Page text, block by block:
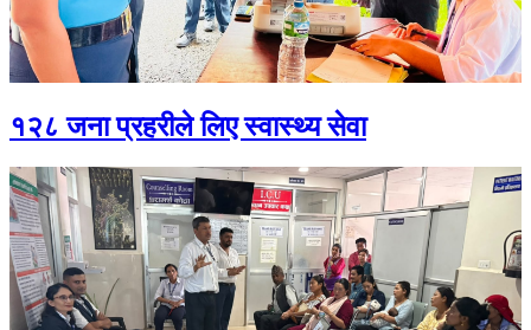
१२८ जना प्रहरीले लिए स्वास्थ्य सेवा